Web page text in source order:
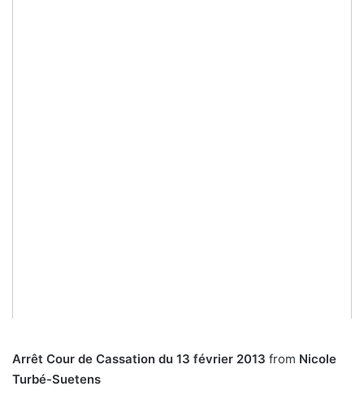
Arrêt Cour de Cassation du 13 février 2013 from Nicole
Turbé-Suetens